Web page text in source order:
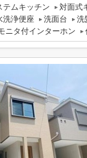
テムキッチン
対面式
洗浄便座
洗面台 洗
ニタ付インターホン